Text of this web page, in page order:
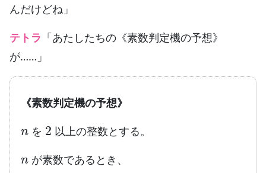
んだけどね」
テトラ 「あたしたちの《素数判定機の予想》
が……」
《素数判定機の予想》
を
2
以上の整数とする。
が素数であるとき、